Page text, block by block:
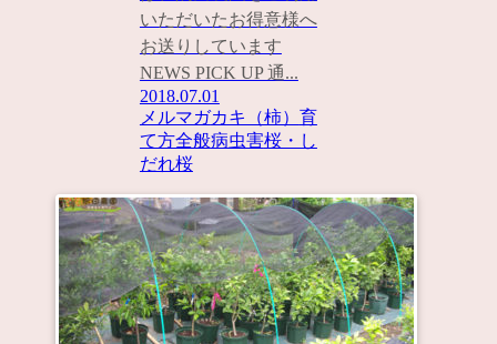
いただいたお得意様へ
お送りしています
NEWS PICK UP 通...
2018.07.01
メルマガカキ（柿） 育
て方全般病虫害桜・し
だれ桜